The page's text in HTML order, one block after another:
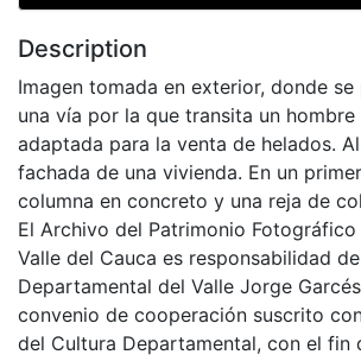
Description
Imagen tomada en exterior, donde
una vía por la que transita un
adaptada para la venta de helados.
fachada de una vivienda. En un
columna en concreto y una reja de
El Archivo del Patrimonio
Valle del Cauca es responsabilidad
Departamental del Valle Jorge
convenio de cooperación suscrito
del Cultura Departamental, con el fin